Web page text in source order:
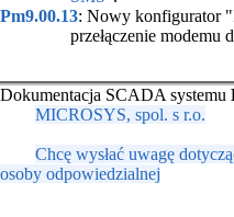
Pm9.00.13: Nowy konfigurator "
przełączenie modemu
Dokumentacja SCADA systemu
MICROSYS, spol. s r.o.
Chcę wysłać uwagę
osoby odpowiedzialnej